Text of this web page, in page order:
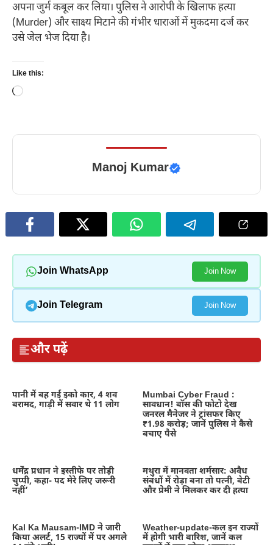
अपना जुर्म कबूल कर लिया। पुलिस ने आरोपी के खिलाफ हत्या
(Murder) और साक्ष्य मिटाने की गंभीर धाराओं में मुकदमा दर्ज कर
उसे जेल भेज दिया है।
Like this:
Loading…
Manoj Kumar
Join WhatsApp Join Now
Join Telegram Join Now
और पढ़ें
पानी में बह गई इको कार, 4 शव
बरामद, गाड़ी में सवार थे 11 लोग
Mumbai Cyber Fraud :
सावधान! बॉस की फोटो देख
जनरल मैनेजर ने ट्रांसफर किए
₹1.98 करोड़; जानें पुलिस ने कैसे
बचाए पैसे
धर्मेंद्र प्रधान ने इस्तीफे पर तोड़ी
चुप्पी, कहा- पद मेरे लिए जरूरी
नहीं’
मथुरा में मानवता शर्मसार: अवैध
संबंधों में रोड़ा बना तो पत्नी, बेटी
और प्रेमी ने मिलकर कर दी हत्या
Kal Ka Mausam-IMD ने जारी
किया अलर्ट, 15 राज्यों में पर अगले
Weather-update-कल इन राज्यों
में होगी भारी बारिश, जानें कल